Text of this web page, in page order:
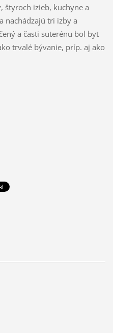
štyroch izieb, kuchyne a
nachádzajú tri izby a
a časti suterénu bol byt
trvalé bývanie, príp. aj ako